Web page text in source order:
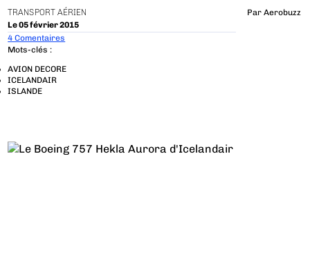
TRANSPORT AÉRIEN
Le 05 février 2015
Par Aerobuzz
4 Comentaires
Mots-clés :
AVION DECORE
ICELANDAIR
ISLANDE